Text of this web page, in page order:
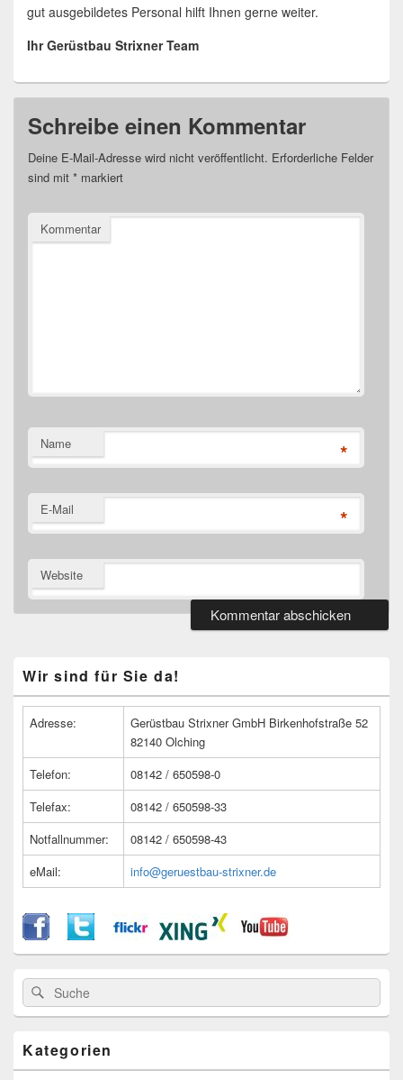
gut ausgebildetes Personal hilft Ihnen gerne weiter.
Ihr Gerüstbau Strixner Team
Schreibe einen Kommentar
Deine E-Mail-Adresse wird nicht veröffentlicht. Erforderliche Felder
sind mit * markiert
Kommentar
Name *
E-Mail *
Website
Seitenleisten
Widget-
Wir sind für Sie da!
Adresse:
Gerüstbau Strixner GmbH Birkenhofstraße 52
82140 Olching
Telefon:
08142 / 650598-0
Telefax:
08142 / 650598-33
Notfallnummer:
08142 / 650598-43
eMail:
info@geruestbau-strixner.de
Suche
nach:
Suche
Kategorien